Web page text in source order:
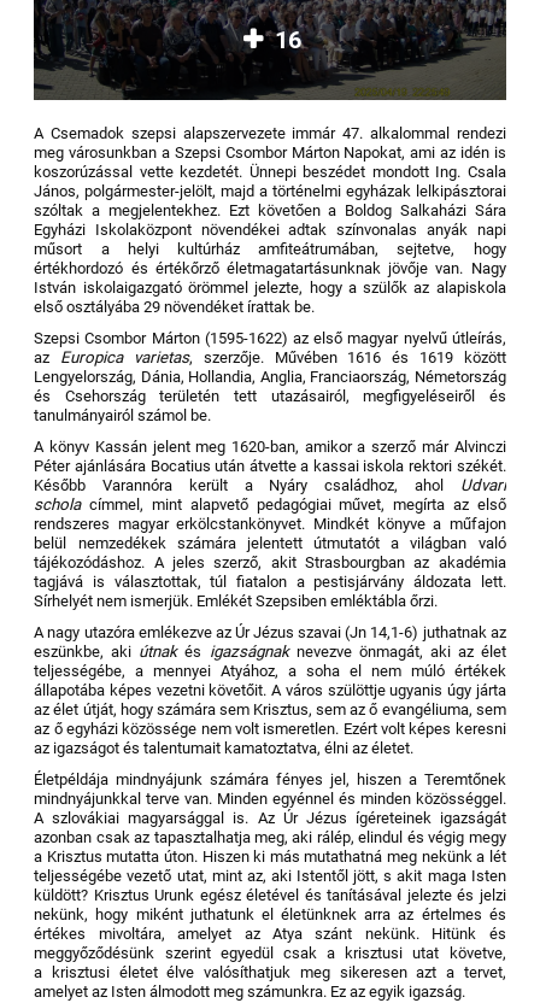
16
A Csemadok szepsi alapszervezete immár 47. alkalommal rendezi
meg városunkban a Szepsi Csombor Márton Napokat, ami az idén is
koszorúzással vette kezdetét. Ünnepi beszédet mondott Ing. Csala
János, polgármester-jelölt, majd a történelmi egyházak lelkipásztorai
szóltak a megjelentekhez. Ezt követően a Boldog Salkaházi Sára
Egyházi Iskolaközpont növendékei adtak színvonalas anyák napi
műsort a helyi kultúrház amfiteátrumában, sejtetve, hogy
értékhordozó és értékőrző életmagatartásunknak jövője van. Nagy
István iskolaigazgató örömmel jelezte, hogy a szülők az alapiskola
első osztályába 29 növendéket írattak be.
Szepsi Csombor Márton (1595-1622) az első magyar nyelvű útleírás,
az Europica varietas, szerzője. Művében 1616 és 1619 között
Lengyelország, Dánia, Hollandia, Anglia, Franciaország, Németország
és Csehország területén tett utazásairól, megfigyeléseiről és
tanulmányairól számol be.
A könyv Kassán jelent meg 1620-ban, amikor a szerző már Alvinczi
Péter ajánlására Bocatius után átvette a kassai iskola rektori székét.
Később Varannóra került a Nyáry családhoz, ahol Udvari
scholacímmel, mint alapvető pedagógiai művet, megírta az első
rendszeres magyar erkölcstankönyvet. Mindkét könyve a műfajon
belül nemzedékek számára jelentett útmutatót a világban való
tájékozódáshoz. A jeles szerző, akit Strasbourgban az akadémia
tagjává is választottak, túl fiatalon a pestisjárvány áldozata lett.
Sírhelyét nem ismerjük. Emlékét Szepsiben emléktábla őrzi.
A nagy utazóra emlékezve az Úr Jézus szavai (Jn 14,1-6) juthatnak az
eszünkbe, aki útnak és igazságnak nevezve önmagát, aki az élet
teljességébe, a mennyei Atyához, a soha el nem múló értékek
állapotába képes vezetni követőit. A város szülöttje ugyanis úgy járta
az élet útját, hogy számára sem Krisztus, sem az ő evangéliuma, sem
az ő egyházi közössége nem volt ismeretlen. Ezért volt képes keresni
az igazságot és talentumait kamatoztatva, élni az életet.
Életpéldája mindnyájunk számára fényes jel, hiszen a Teremtőnek
mindnyájunkkal terve van. Minden egyénnel és minden közösséggel.
A szlovákiai magyarsággal is. Az Úr Jézus ígéreteinek igazságát
azonban csak az tapasztalhatja meg, aki rálép, elindul és végig megy
a Krisztus mutatta úton. Hiszen ki más mutathatná meg nekünk a lét
teljességébe vezető utat, mint az, aki Istentől jött, s akit maga Isten
küldött? Krisztus Urunk egész életével és tanításával jelezte és jelzi
nekünk, hogy miként juthatunk el életünknek arra az értelmes és
értékes mivoltára, amelyet az Atya szánt nekünk. Hitünk és
meggyőződésünk szerint egyedül csak a krisztusi utat követve,
a krisztusi életet élve valósíthatjuk meg sikeresen azt a tervet,
amelyet az Isten álmodott meg számunkra. Ez az egyik igazság.